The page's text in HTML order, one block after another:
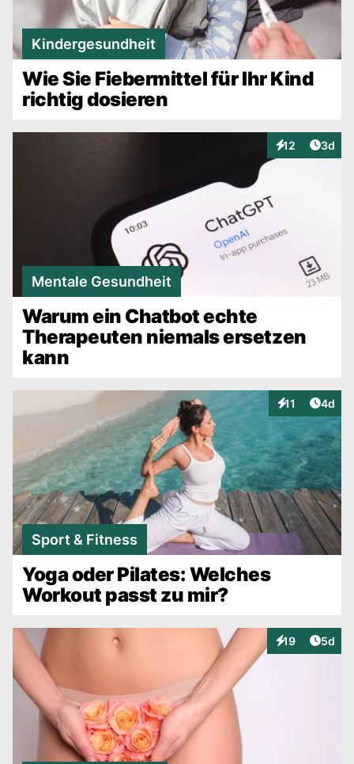
Kindergesundheit
Wie Sie Fiebermittel für Ihr Kind
richtig dosieren
12
Interaktionen
3d
Mentale Gesundheit
Warum ein Chatbot echte
Therapeuten niemals ersetzen
kann
11
Interaktionen
4d
Sport & Fitness
Yoga oder Pilates: Welches
Workout passt zu mir?
19
Interaktionen
5d